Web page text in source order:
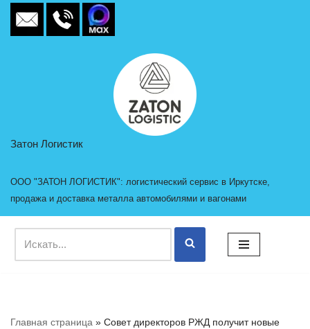
Перейти
Затон Логистик
ООО "ЗАТОН ЛОГИСТИК": логистический сервис в Иркутске,
продажа и доставка металла автомобилями и вагонами
Главная страница » Совет директоров РЖД получит новые